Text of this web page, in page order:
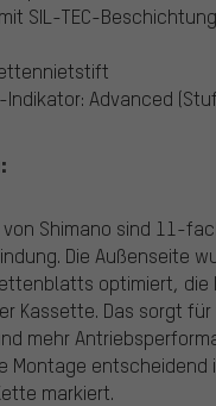
SIL-TEC-
Advanced
von Shimano sind 11-
Die Außenseite
optimiert, die
Kassette. Das sorgt
mehr
Montage entscheidend
markiert.